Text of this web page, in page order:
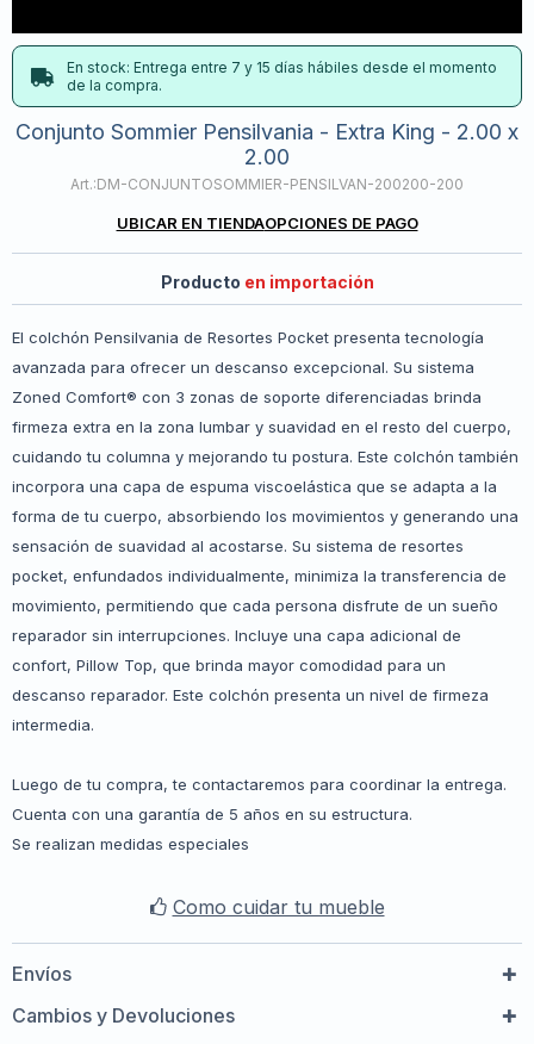
En stock: Entrega entre 7 y 15 días hábiles desde el momento
de la compra.
Conjunto Sommier Pensilvania - Extra King - 2.00 x
2.00
DM-CONJUNTOSOMMIER-PENSILVAN-200200-200
UBICAR EN TIENDAOPCIONES DE PAGO
Producto en importación
El colchón Pensilvania de Resortes Pocket presenta tecnología
avanzada para ofrecer un descanso excepcional. Su sistema
Zoned Comfort® con 3 zonas de soporte diferenciadas brinda
firmeza extra en la zona lumbar y suavidad en el resto del cuerpo,
cuidando tu columna y mejorando tu postura. Este colchón también
incorpora una capa de espuma viscoelástica que se adapta a la
forma de tu cuerpo, absorbiendo los movimientos y generando una
sensación de suavidad al acostarse. Su sistema de resortes
pocket, enfundados individualmente, minimiza la transferencia de
movimiento, permitiendo que cada persona disfrute de un sueño
reparador sin interrupciones. Incluye una capa adicional de
confort, Pillow Top, que brinda mayor comodidad para un
descanso reparador. Este colchón presenta un nivel de firmeza
intermedia.
Luego de tu compra, te contactaremos para coordinar la entrega.
Cuenta con una garantía de 5 años en su estructura.
Se realizan medidas especiales
Como cuidar tu mueble
Envíos
Cambios y Devoluciones